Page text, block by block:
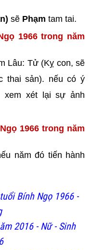
sẽ Phạm tam tai.
1966 trong năm
Lâu: Tử (Kỵ con, sẽ
thai sản). nếu có ý
xem xét lại sự ảnh
1966 trong năm
năm đó tiến hành
Bính Ngọ 1966 -
2016 - Nữ - Sinh